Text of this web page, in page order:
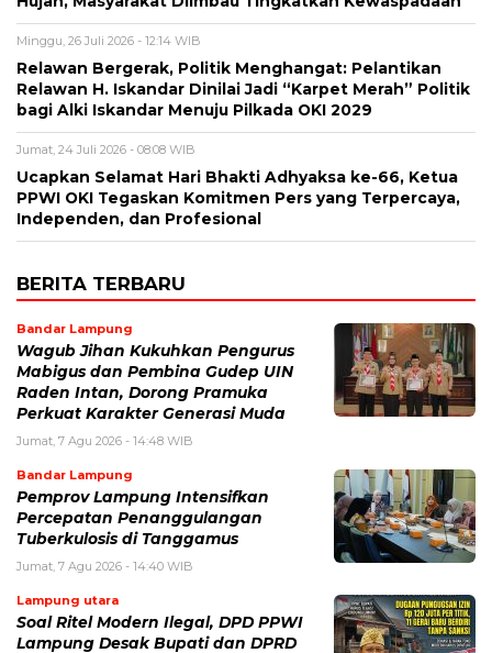
Minggu, 26 Juli 2026 - 12:14 WIB
Relawan Bergerak, Politik Menghangat: Pelantikan
Relawan H. Iskandar Dinilai Jadi “Karpet Merah” Politik
bagi Alki Iskandar Menuju Pilkada OKI 2029
Jumat, 24 Juli 2026 - 08:08 WIB
Ucapkan Selamat Hari Bhakti Adhyaksa ke-66, Ketua
PPWI OKI Tegaskan Komitmen Pers yang Terpercaya,
Independen, dan Profesional
BERITA TERBARU
Bandar Lampung
Wagub Jihan Kukuhkan Pengurus
Mabigus dan Pembina Gudep UIN
Raden Intan, Dorong Pramuka
Perkuat Karakter Generasi Muda
Jumat, 7 Agu 2026 - 14:48 WIB
Bandar Lampung
Pemprov Lampung Intensifkan
Percepatan Penanggulangan
Tuberkulosis di Tanggamus
Jumat, 7 Agu 2026 - 14:40 WIB
Lampung utara
Soal Ritel Modern Ilegal, DPD PPWI
Lampung Desak Bupati dan DPRD